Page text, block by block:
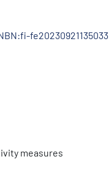
fe20230921135033
measures